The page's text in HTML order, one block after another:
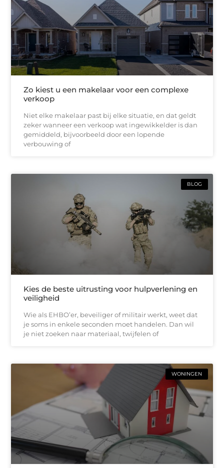
Zo kiest u een makelaar voor een complexe
verkoop
Niet elke makelaar past bij elke situatie, en dat geldt
zeker wanneer een verkoop wat ingewikkelder is dan
gemiddeld, bijvoorbeeld door een lopende
verbouwing of
BLOG
Kies de beste uitrusting voor hulpverlening en
veiligheid
Wie als EHBO’er, beveiliger of militair werkt, weet dat
je soms in enkele seconden moet handelen. Dan wil
je niet zoeken naar materiaal, twijfelen of
WONINGEN